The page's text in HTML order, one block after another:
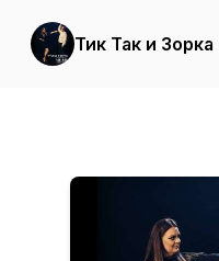
Тик Так и Зорка